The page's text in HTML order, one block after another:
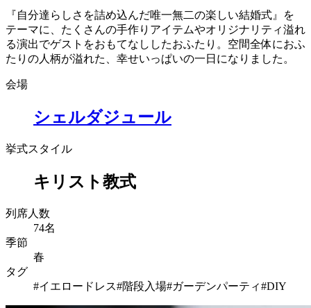
『自分達らしさを詰め込んだ唯一無二の楽しい結婚式』を
テーマに、たくさんの手作りアイテムやオリジナリティ溢れ
る演出でゲストをおもてなししたおふたり。空間全体におふ
たりの人柄が溢れた、幸せいっぱいの一日になりました。
会場
シェルダジュール
挙式スタイル
キリスト教式
列席人数
74名
季節
春
タグ
#イエロードレス#階段入場#ガーデンパーティ#DIY